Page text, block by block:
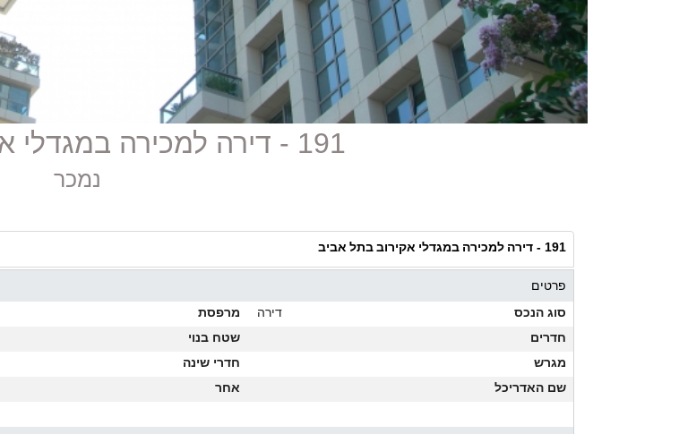
191 - דירה למכירה במגדלי אקירוב בתל אביב
נמכר
191 - דירה למכירה במגדלי אקירוב בתל אביב
פרטים
סוג הנכס
דירה מרפסת
חדרים
שטח בנוי
מגרש
חדרי שינה
שם האדריכל
אחר